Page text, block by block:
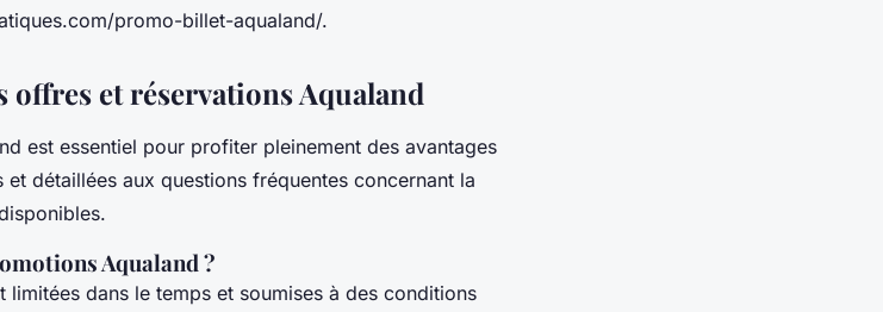
promo-billet-aqualand/.
offres et réservations Aqualand
est essentiel pour profiter pleinement des avantages
détaillées aux questions fréquentes concernant la
Aqualand ?
dans le temps et soumises à des conditions